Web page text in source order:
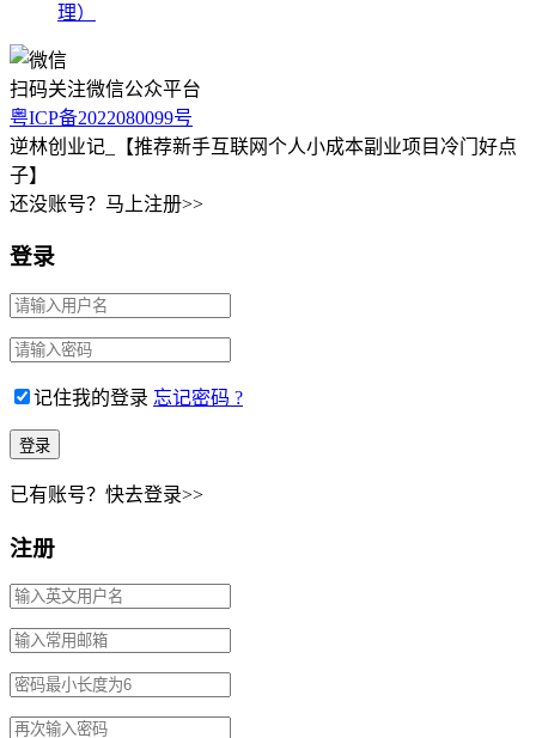
理）
扫码关注微信公众平台
粤ICP备2022080099号
逆林创业记_【推荐新手互联网个人小成本副业项目冷门好点
子】
还没账号？马上注册>>
登录
记住我的登录 忘记密码 ?
已有账号？快去登录>>
注册